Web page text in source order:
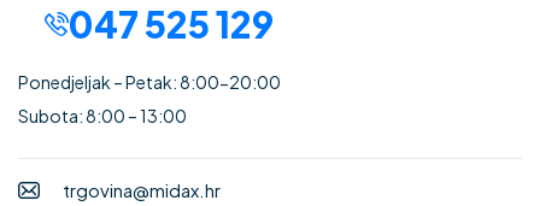
047 525 129
Ponedjeljak – Petak: 8:00-20:00
Subota: 8:00 – 13:00
trgovina@midax.hr